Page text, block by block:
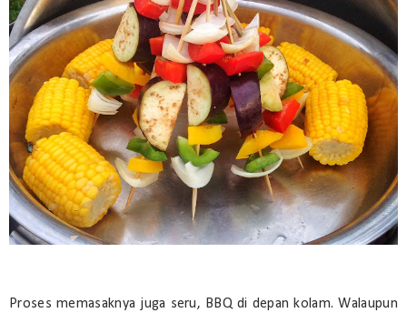
Proses memasaknya juga seru, BBQ di depan kolam. Walaupun